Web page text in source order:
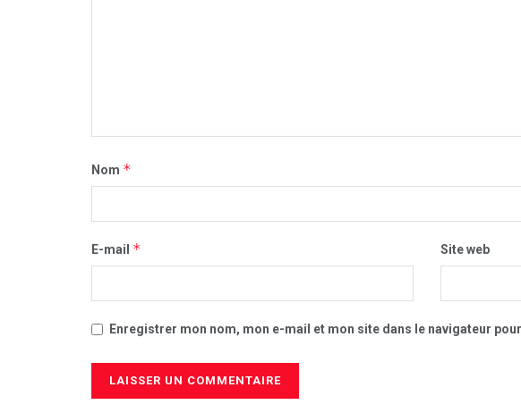
Nom *
E-mail * Site web
Enregistrer mon nom, mon e-mail et mon site dans le navigateur